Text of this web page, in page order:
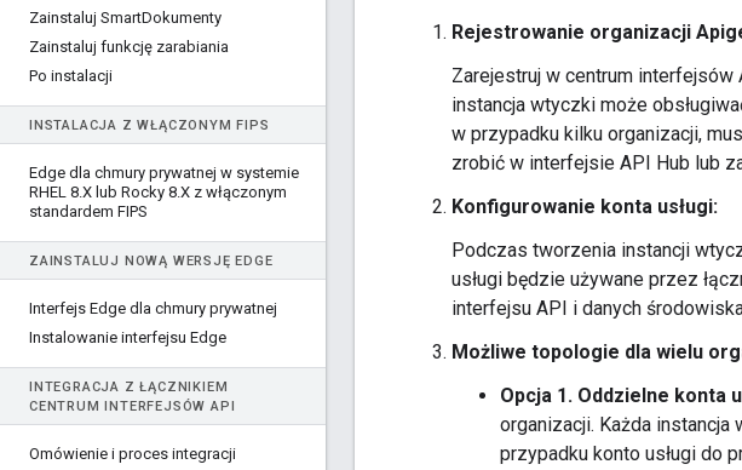
Zainstaluj SmartDokumenty
Zainstaluj funkcję zarabiania
Po instalacji
INSTALACJA Z WŁĄCZONYM FIPS
Edge dla chmury prywatnej w systemie
RHEL 8.X lub Rocky 8.X z włączonym
standardem FIPS
ZAINSTALUJ NOWĄ WERSJĘ EDGE
Interfejs Edge dla chmury prywatnej
Instalowanie interfejsu Edge
INTEGRACJA Z ŁĄCZNIKIEM
CENTRUM INTERFEJSÓW API
Omówienie i proces integracji
Rejestrowanie organizacji
Zarejestruj w centrum interfejsów
instancja wtyczki może
w przypadku kilku organizacji,
zrobić w interfejsie API Hub lub
Konfigurowanie konta usługi:
Podczas tworzenia instancji
usługi będzie używane przez
interfejsu API i danych
Możliwe topologie dla wielu
Opcja 1. Oddzielne konta
organizacji. Każda instancja
przypadku konto usługi do